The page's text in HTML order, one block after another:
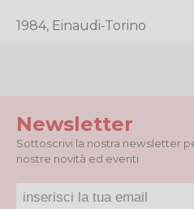
1984, Einaudi-Torino
Newsletter
Sottoscrivi la nostra newsletter
nostre novità ed eventi